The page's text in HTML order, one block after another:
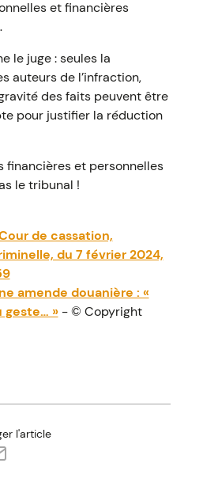
et financières
le juge : seules la
auteurs de l’infraction,
des faits peuvent être
pour justifier la réduction
financières et personnelles
le tribunal !
de cassation,
du 7 février 2024,
amende douanière : «
geste… »- © Copyright
l'article